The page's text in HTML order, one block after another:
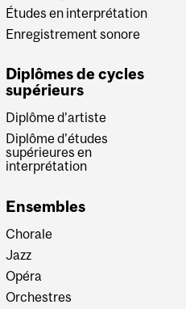
Études en interprétation
Enregistrement sonore
Diplômes de cycles
supérieurs
Diplôme d’artiste
Diplôme d'études
supérieures en
interprétation
Ensembles
Chorale
Jazz
Opéra
Orchestres